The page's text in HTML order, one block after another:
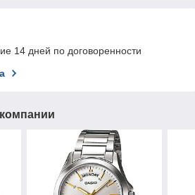
14 дней по договоренности